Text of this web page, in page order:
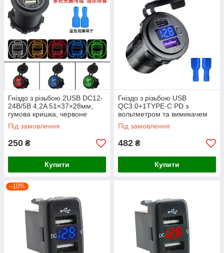
Гніздо з різьбою 2USB DC12-
24В/5В 4,2A 51×37×28мм,
гумова кришка, червоне
підсвічування по колу
Під замовлення
250 ₴
Купити
Гніздо з різьбою USB
QC3.0+1TYPE-C PD з
вольтметром та вимикачем
DC12-24V/5V 3,1A
51*37*28мм, гумова кришка,
Під замовлення
482 ₴
Купити
–10%